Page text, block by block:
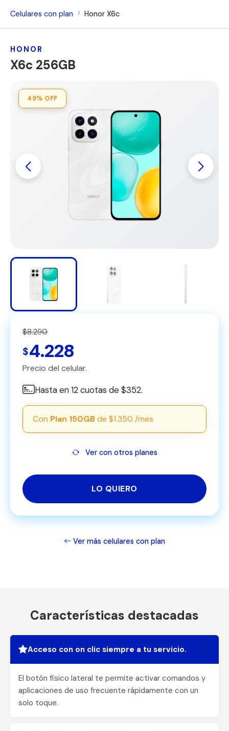
Celulares con plan Honor X6c
HONOR
X6c 256GB
49% OFF
$8.290
$4.228
Precio del celular.
Hasta en 12 cuotas de $352.
Con Plan 150GBde $1.350 /mes
Ver con otros planes
LO QUIERO
Ver más celulares con plan
Características destacadas
Acceso con on clic siempre a tu servicio.
El botón fisico lateral te permite activar comandos y
aplicaciones de uso frecuente rápidamente con un
solo toque.